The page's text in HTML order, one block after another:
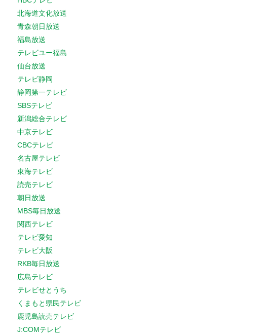
北海道文化放送
青森朝日放送
福島放送
テレビユー福島
仙台放送
テレビ静岡
静岡第一テレビ
SBSテレビ
新潟総合テレビ
中京テレビ
CBCテレビ
名古屋テレビ
東海テレビ
読売テレビ
朝日放送
MBS毎日放送
関西テレビ
テレビ愛知
テレビ大阪
RKB毎日放送
広島テレビ
テレビせとうち
くまもと県民テレビ
鹿児島読売テレビ
J:COMテレビ